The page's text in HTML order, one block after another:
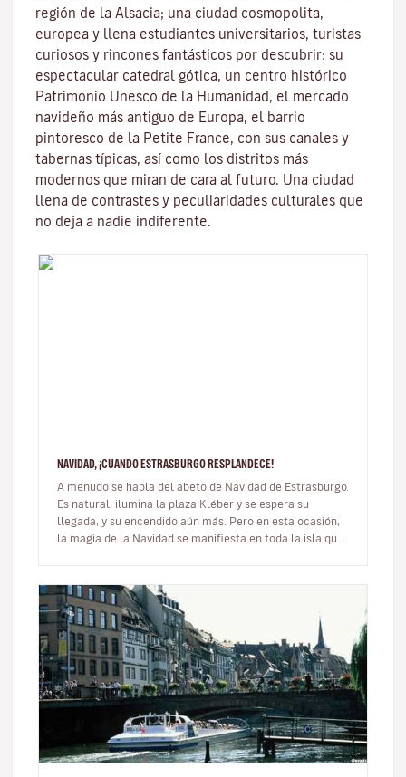
región de la Alsacia; una ciudad cosmopolita,
europea y llena estudiantes universitarios, turistas
curiosos y rincones fantásticos por descubrir: su
espectacular catedral gótica, un centro histórico
Patrimonio Unesco de la Humanidad, el mercado
navideño más antiguo de Europa, el barrio
pintoresco de la Petite France, con sus canales y
tabernas típicas, así como los distritos más
modernos que miran de cara al futuro. Una ciudad
llena de contrastes y peculiaridades culturales que
no deja a nadie indiferente.
NAVIDAD, ¡CUANDO ESTRASBURGO RESPLANDECE!
A menudo se habla del abeto de Navidad de Estrasburgo.
Es natural, ilumina la plaza Kléber y se espera su
llegada, y su encendido aún más. Pero en esta ocasión,
la magia de la Navidad se manifiesta en toda la isla que